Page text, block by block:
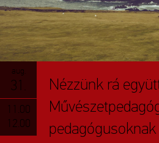
aug.
31.
11.00
12.00
Nézzünk rá
pedagógusoknak